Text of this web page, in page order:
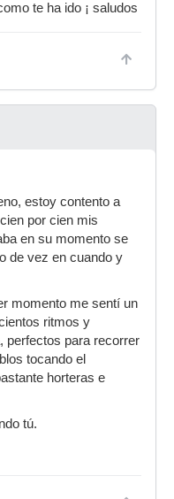
te ha ido ¡ saludos
estoy contento a
por cien mis
en su momento se
de vez en cuando y
momento me sentí un
ritmos y
perfectos para recorrer
tocando el
horteras e
tú.